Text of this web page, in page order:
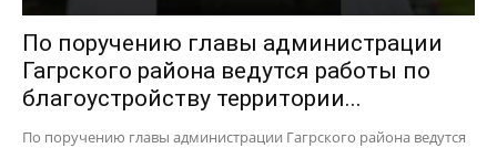
По поручению главы администрации
Гагрского района ведутся работы по
благоустройству территории...
По поручению главы администрации Гагрского района ведутся